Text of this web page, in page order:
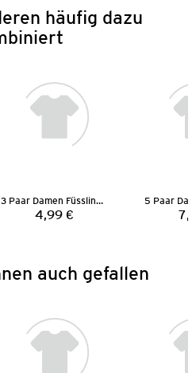
häufig dazu
3 Paar Damen Füsslinge
Preis:
4,99 €
auch gefallen